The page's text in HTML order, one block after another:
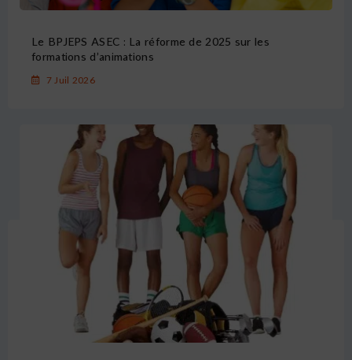
Le BPJEPS ASEC : La réforme de 2025 sur les
formations d’animations
7 Juil 2026